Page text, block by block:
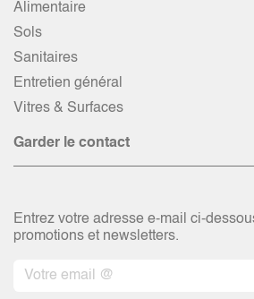
Alimentaire
Sols
Sanitaires
Entretien général
Vitres & Surfaces
Garder le contact
Entrez votre adresse e-mail ci-
promotions et newsletters.